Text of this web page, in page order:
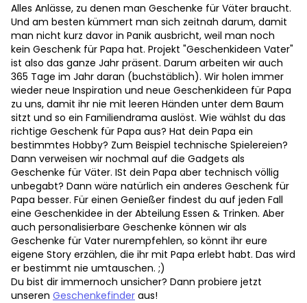
Alles Anlässe, zu denen man Geschenke für Väter braucht.
Und am besten kümmert man sich zeitnah darum, damit
man nicht kurz davor in Panik ausbricht, weil man noch
kein Geschenk für Papa hat. Projekt "Geschenkideen Vater"
ist also das ganze Jahr präsent. Darum arbeiten wir auch
365 Tage im Jahr daran (buchstäblich). Wir holen immer
wieder neue Inspiration und neue Geschenkideen für Papa
zu uns, damit ihr nie mit leeren Händen unter dem Baum
sitzt und so ein Familiendrama auslöst. Wie wählst du das
richtige Geschenk für Papa aus? Hat dein Papa ein
bestimmtes Hobby? Zum Beispiel technische Spielereien?
Dann verweisen wir nochmal auf die Gadgets als
Geschenke für Väter. ISt dein Papa aber technisch völlig
unbegabt? Dann wäre natürlich ein anderes Geschenk für
Papa besser. Für einen Genießer findest du auf jeden Fall
eine Geschenkidee in der Abteilung Essen & Trinken. Aber
auch personalisierbare Geschenke können wir als
Geschenke für Vater nurempfehlen, so könnt ihr eure
eigene Story erzählen, die ihr mit Papa erlebt habt. Das wird
er bestimmt nie umtauschen. ;)
Du bist dir immernoch unsicher? Dann probiere jetzt
unseren Geschenkefinder aus!